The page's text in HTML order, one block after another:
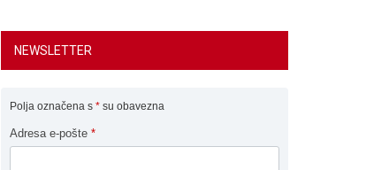
NEWSLETTER
Polja označena s * su obavezna
Adresa e-pošte *